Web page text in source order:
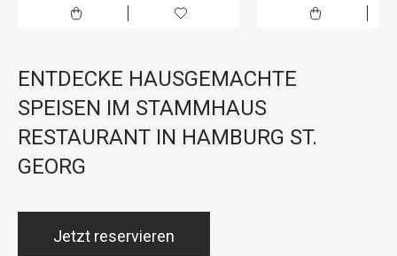
ENTDECKE HAUSGEMACHTE
SPEISEN IM STAMMHAUS
RESTAURANT IN HAMBURG ST.
GEORG
Jetzt reservieren